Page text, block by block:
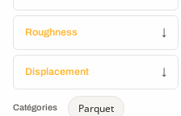
Roughness ↓
Displacement ↓
Catégories Parquet